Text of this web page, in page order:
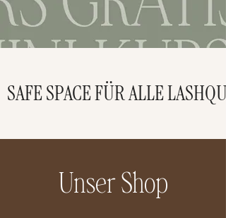
SAFE SPACE FÜR ALLE
Unser Shop